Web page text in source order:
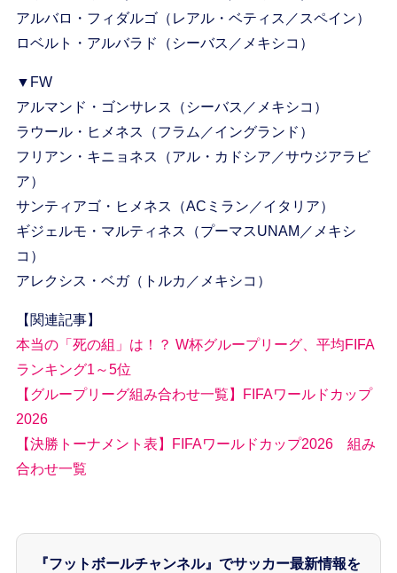
アルバロ・フィダルゴ（レアル・ベティス／スペイン）
ロベルト・アルバラド（シーバス／メキシコ）
▼FW
アルマンド・ゴンサレス（シーバス／メキシコ）
ラウール・ヒメネス（フラム／イングランド）
フリアン・キニョネス（アル・カドシア／サウジアラビ
ア）
サンティアゴ・ヒメネス（ACミラン／イタリア）
ギジェルモ・マルティネス（プーマスUNAM／メキシ
コ）
アレクシス・ベガ（トルカ／メキシコ）
【関連記事】
本当の「死の組」は！？ W杯グループリーグ、平均FIFA
ランキング1～5位
【グループリーグ組み合わせ一覧】FIFAワールドカップ
2026
【決勝トーナメント表】FIFAワールドカップ2026 組み
合わせ一覧
『フットボールチャンネル』でサッカー最新情報を